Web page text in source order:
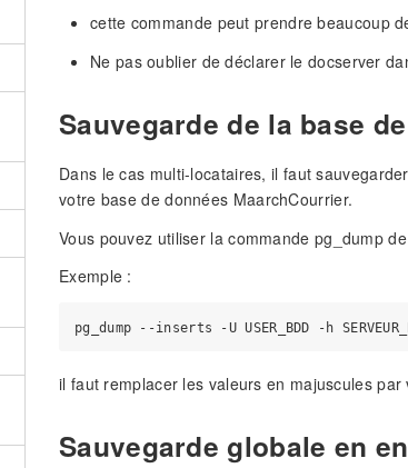
cette commande peut prendre beaucoup
Ne pas oublier de déclarer le docserver
Sauvegarde de la base
Dans le cas multi-locataires, il faut
votre base de données MaarchCourrier.
Vous pouvez utiliser la commande pg_dump
Exemple :
il faut remplacer les valeurs en majuscules
Sauvegarde globale en